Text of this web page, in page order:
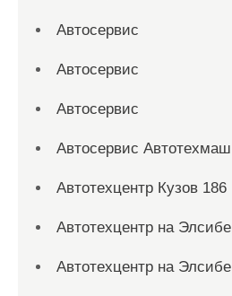
Автосервис
Автосервис
Автосервис
Автосервис Автотехмаш
Автотехцентр Кузов 186
Автотехцентр на Элсибе
Автотехцентр на Элсибе